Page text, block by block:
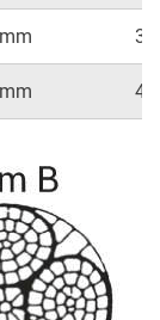
36
40